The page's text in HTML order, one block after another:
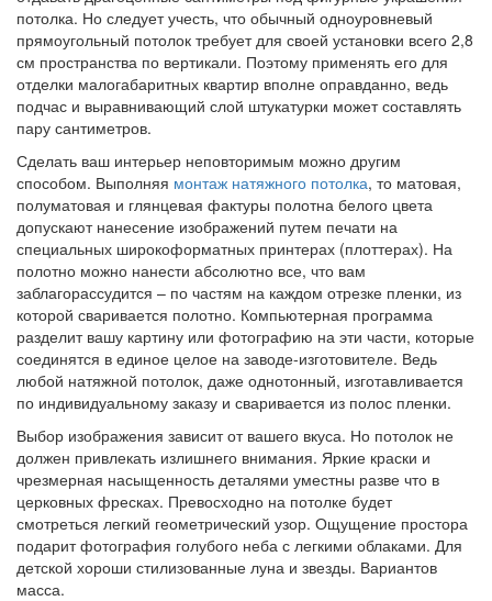
потолка. Но следует учесть, что обычный одноуровневый
прямоугольный потолок требует для своей установки всего 2,8
см пространства по вертикали. Поэтому применять его для
отделки малогабаритных квартир вполне оправданно, ведь
подчас и выравнивающий слой штукатурки может составлять
пару сантиметров.
Сделать ваш интерьер неповторимым можно другим
способом. Выполняя монтаж натяжного потолка, то матовая,
полуматовая и глянцевая фактуры полотна белого цвета
допускают нанесение изображений путем печати на
специальных широкоформатных принтерах (плоттерах). На
полотно можно нанести абсолютно все, что вам
заблагорассудится – по частям на каждом отрезке пленки, из
которой сваривается полотно. Компьютерная программа
разделит вашу картину или фотографию на эти части, которые
соединятся в единое целое на заводе-изготовителе. Ведь
любой натяжной потолок, даже однотонный, изготавливается
по индивидуальному заказу и сваривается из полос пленки.
Выбор изображения зависит от вашего вкуса. Но потолок не
должен привлекать излишнего внимания. Яркие краски и
чрезмерная насыщенность деталями уместны разве что в
церковных фресках. Превосходно на потолке будет
смотреться легкий геометрический узор. Ощущение простора
подарит фотография голубого неба с легкими облаками. Для
детской хороши стилизованные луна и звезды. Вариантов
масса.